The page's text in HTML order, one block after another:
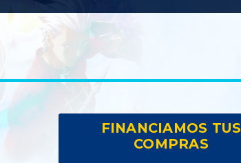
FINANCIAMOS TUS
COMPRAS